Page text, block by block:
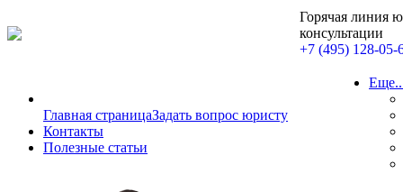
Горячая линия
консультации
+7 (495) 128-05-
Главная страницаЗадать вопрос юристу
Контакты
Полезные статьи